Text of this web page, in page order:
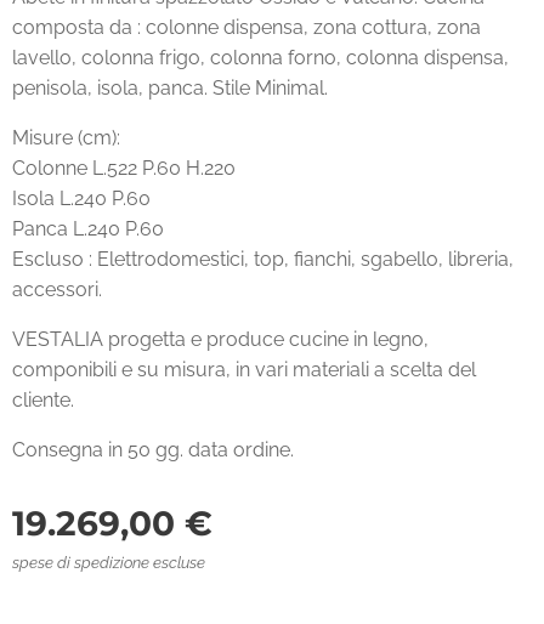
composta da : colonne dispensa, zona cottura, zona
lavello, colonna frigo, colonna forno, colonna dispensa,
penisola, isola, panca. Stile Minimal.
Misure (cm):
Colonne L.522 P.60 H.220
Isola L.240 P.60
Panca L.240 P.60
Escluso : Elettrodomestici, top, fianchi, sgabello, libreria,
accessori.
VESTALIA progetta e produce cucine in legno,
componibili e su misura, in vari materiali a scelta del
cliente.
Consegna in 50 gg. data ordine.
19.269,00 €
spese di spedizione escluse